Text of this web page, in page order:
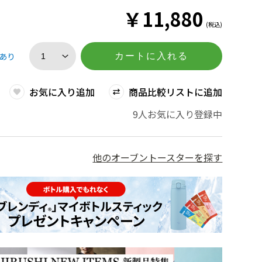
￥11,880 (税込)
り カートに入れる
お気に入り追加
商品比較リストに追加
9人お気に入り登録中
他のオーブントースターを探す